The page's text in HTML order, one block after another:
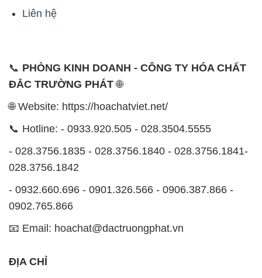
Liên hệ
📞 PHÒNG KINH DOANH - CÔNG TY HÓA CHẤT
ĐẮC TRƯỜNG PHÁT🌐
🌐 Website: https://hoachatviet.net/
📞 Hotline: - 0933.920.505 - 028.3504.5555
- 028.3756.1835 - 028.3756.1840 - 028.3756.1841-
028.3756.1842
- 0932.660.696 - 0901.326.566 - 0906.387.866 -
0902.765.866
📧 Email: hoachat@dactruongphat.vn
ĐỊA CHỈ